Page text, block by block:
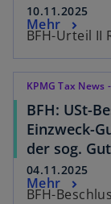
10.11.2025
BFH-Urteil II
Mehr
KPMG Tax
BFH: USt-
Einzweck-
der sog.
04.11.2025
BFH-
Mehr